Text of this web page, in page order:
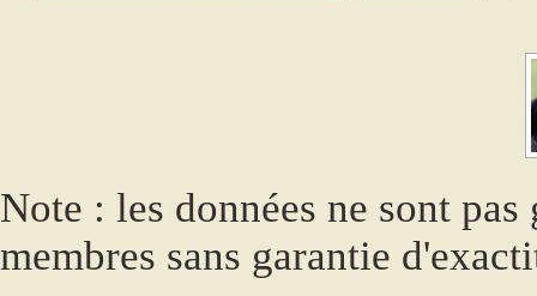
Note : les données ne sont
membres sans garantie